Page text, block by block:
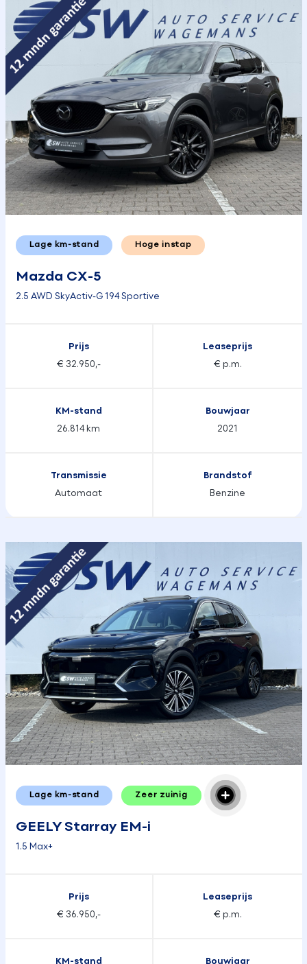
Lage km-stand Hoge instap
Mazda CX-5
2.5 AWD SkyActiv-G 194 Sportive
Prijs
€ 32.950,-
Leaseprijs
€ p.m.
KM-stand
26.814 km
Bouwjaar
2021
Transmissie
Automaat
Brandstof
Benzine
Lage km-stand Zeer zuinig
GEELY Starray EM-i
1.5 Max+
Prijs
€ 36.950,-
Leaseprijs
€ p.m.
KM-stand Bouwjaar